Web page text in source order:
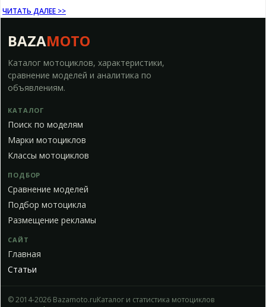
ЧИТАТЬ ДАЛЕЕ >>
BAZAMOTO
Каталог мотоциклов, характеристики,
сравнение моделей и аналитика по
объявлениям.
КАТАЛОГ
Поиск по моделям
Марки мотоциклов
Классы мотоциклов
ПОДБОР
Сравнение моделей
Подбор мотоцикла
Размещение рекламы
САЙТ
Главная
Статьи
© 2014-2026 Bazamoto.ruКаталог и статистика мотоциклов